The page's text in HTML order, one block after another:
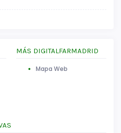
MÁS DIGITALFARMADRID
Mapa Web